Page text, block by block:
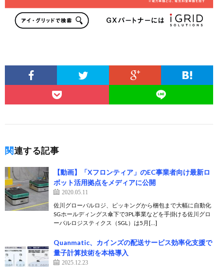
関連する記事
【動画】「Xフロンティア」のEC事業者向け最新ロ
ボット活用拠点をメディアに公開
2020.05.11
佐川グローバルロジ、ピッキングから梱包まで大幅に自動化
SGホールディングス傘下で3PL事業などを手掛ける佐川グロ
ーバルロジスティクス（SGL）は5月[…]
Quanmatic、カインズの配送サービス効率化支援で
量子計算技術を本格導入
2025.12.23